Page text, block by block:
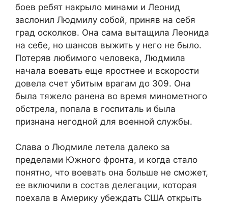
боев ребят накрыло минами и Леонид
заслонил Людмилу собой, приняв на себя
град осколков. Она сама вытащила Леонида
на себе, но шансов выжить у него не было.
Потеряв любимого человека, Людмила
начала воевать еще яростнее и вскорости
довела счет убитым врагам до 309. Она
была тяжело ранена во время минометного
обстрела, попала в госпиталь и была
признана негодной для военной службы.
Слава о Людмиле летела далеко за
пределами Южного фронта, и когда стало
понятно, что воевать она больше не сможет,
ее включили в состав делегации, которая
поехала в Америку убеждать США открыть